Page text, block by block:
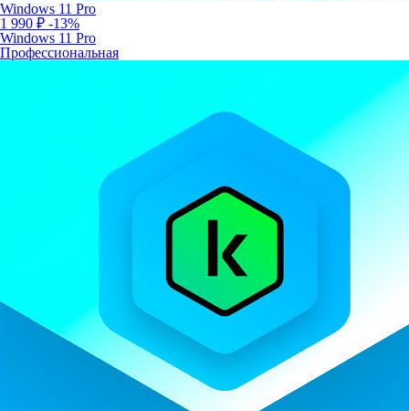
Windows 11 Pro
1 990 ₽ -13%
Windows 11 Pro
Профессиональная